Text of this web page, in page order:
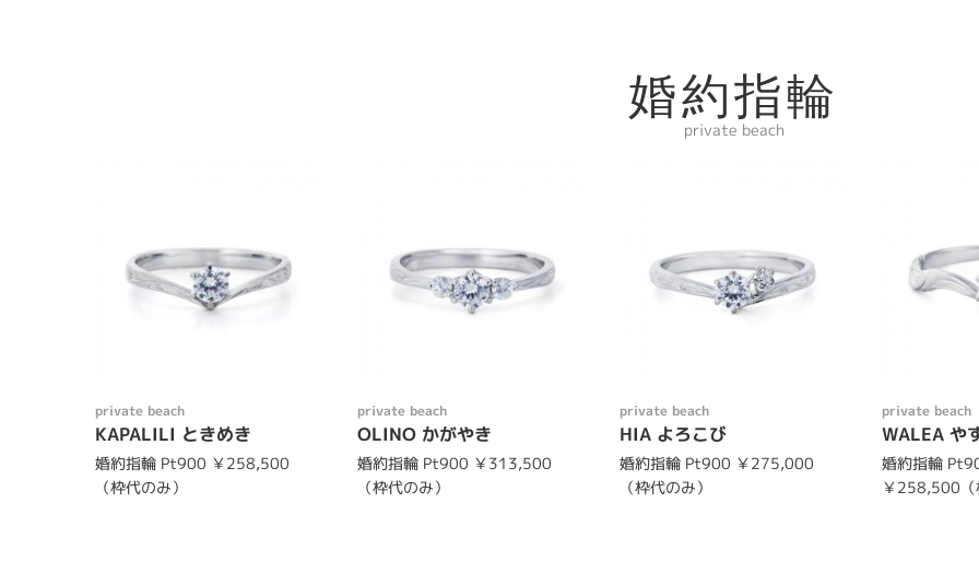
婚約指輪
private beach
private beach
KAPALILI ときめき
婚約指輪 Pt900 ￥258,500
（枠代のみ）
private beach
OLINO かがやき
婚約指輪 Pt900 ￥313,500
（枠代のみ）
private beach
HIA よろこび
婚約指輪 Pt900 ￥275,000
（枠代のみ）
private beach
WALEA や
婚約指輪
￥258,500（